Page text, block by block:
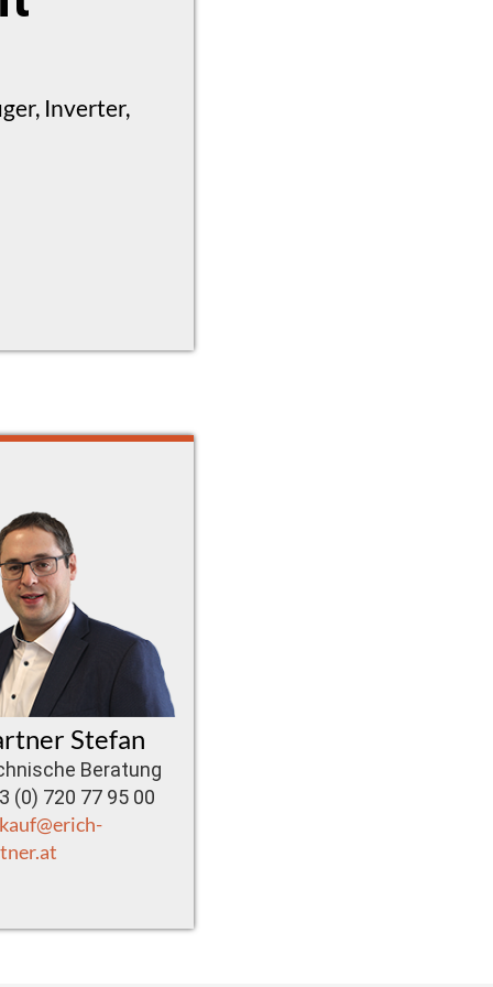
Inverter,
Stefan
Beratung
(0) 720 77 95 00